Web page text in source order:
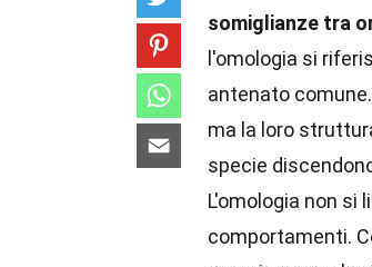
somiglianze tra
l'omologia si
antenato
ma la loro
specie
L'omologia non si
comportamenti.